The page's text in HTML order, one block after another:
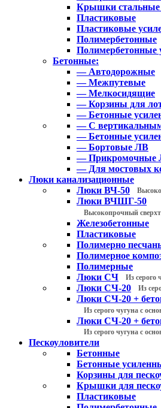
Крышки стальные
Пластиковые
Пластиковые
Полимербетонные
Полимербетонные
Бетонные:
— Автодорожные
— Межпутевые
— Мелкосидящие
— Корзины для
— Бетонные
— С
— Бетонные
— Бортовые ЛВ
— Прикромочные
— Для мостовых
Люки канализационные
Люки ВЧ-50
Люки ВЧШГ-50
Высокопрочный
Железобетонные
Пластиковые
Полимерно
Полимерное
Полимерные
Люки СЧ
Из серого
Люки СЧ-20 Из
Люки СЧ-20 +
Из серого чугуна с
Люки СЧ-20 +
Из серого чугуна с
Пескоуловители
Бетонные
Бетонные
Корзины для
Крышки для
Пластиковые